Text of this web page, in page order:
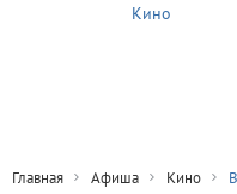
Кино
Главная Афиша Кино